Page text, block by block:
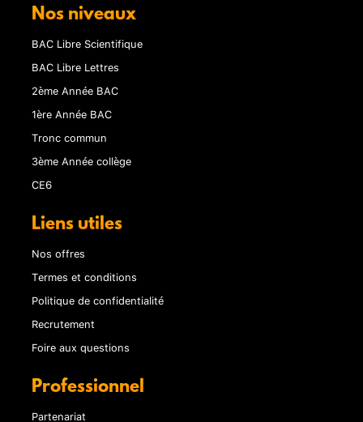
Nos niveaux
BAC Libre Scientifique
BAC Libre Lettres
2ème Année BAC
1ère Année BAC
Tronc commun
3ème Année collège
CE6
Liens utiles
Nos offres
Termes et conditions
Politique de confidentialité
Recrutement
Foire aux questions
Professionnel
Partenariat